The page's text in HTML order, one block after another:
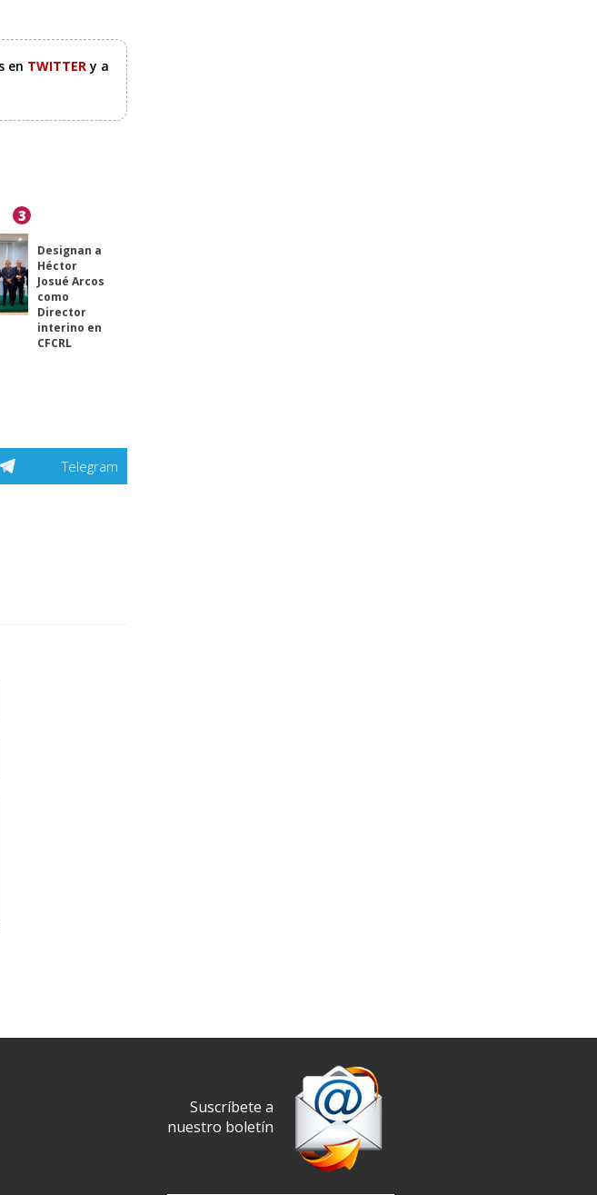
en TWITTERy a
3
Designan a
Héctor
Josué Arcos
como
Director
interino en
CFCRL
Telegram
Suscríbete a
nuestro boletín